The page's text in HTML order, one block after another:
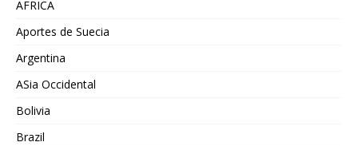
AFRICA
Aportes de Suecia
Argentina
ASia Occidental
Bolivia
Brazil